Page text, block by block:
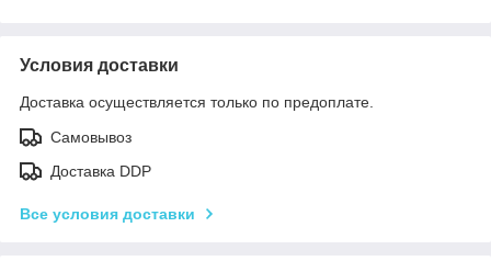
Условия доставки
Доставка осуществляется только по предоплате.
Самовывоз
Доставка DDP
Все условия доставки